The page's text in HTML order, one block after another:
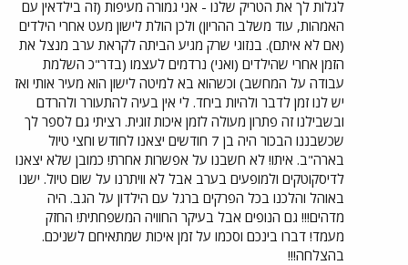
לגלות לך את הטריק שלנו - אני גמורה מעיפות (זה בילדאין עם
האמהות, עוד משלב ההריון) ולכן הולת לישון מעט אחרי הילדים
(אם לא איתם). בנזוגי שרק מגיע הביתה לקראת ערב מנצל את
הזמן אחרי שהילדים (ואני) נרדמים לעצמו (בדר"כ השלמת
עבודה על המחשב) וכשהוא בא למיטה לישון הוא מעיר אותי ואז
יש לנו זמן לדבר ולהיות ביחד. לי אין בעיה להתעורר ולהרדם
ובשבילנו זה פתרון מעולה לזמן איכות זוגית. רציתי גם לספר לך
שכשבננו הבכור היה בן 7 חודשים יצאנו לחודש וחצי טיול
בארה"ב. איתו! לא חשבנו על אפשרות אחרת! כמובן שלא יצאנו
לדיסקוטקים ולמופעים בערב אבל לא וויתרנו על שום טיול. ישנו
באוהל והלכנו בכל הפרקים ברגל עם הילדון על הגב. היה
מדהים!!! גם הנופים אבל בעיקר החוויה המשפחתית! החזק
מעמד! דברו בינכם וסכמו על זמן איכות שמתאיחם לשניכם.
בהצלחה!!!